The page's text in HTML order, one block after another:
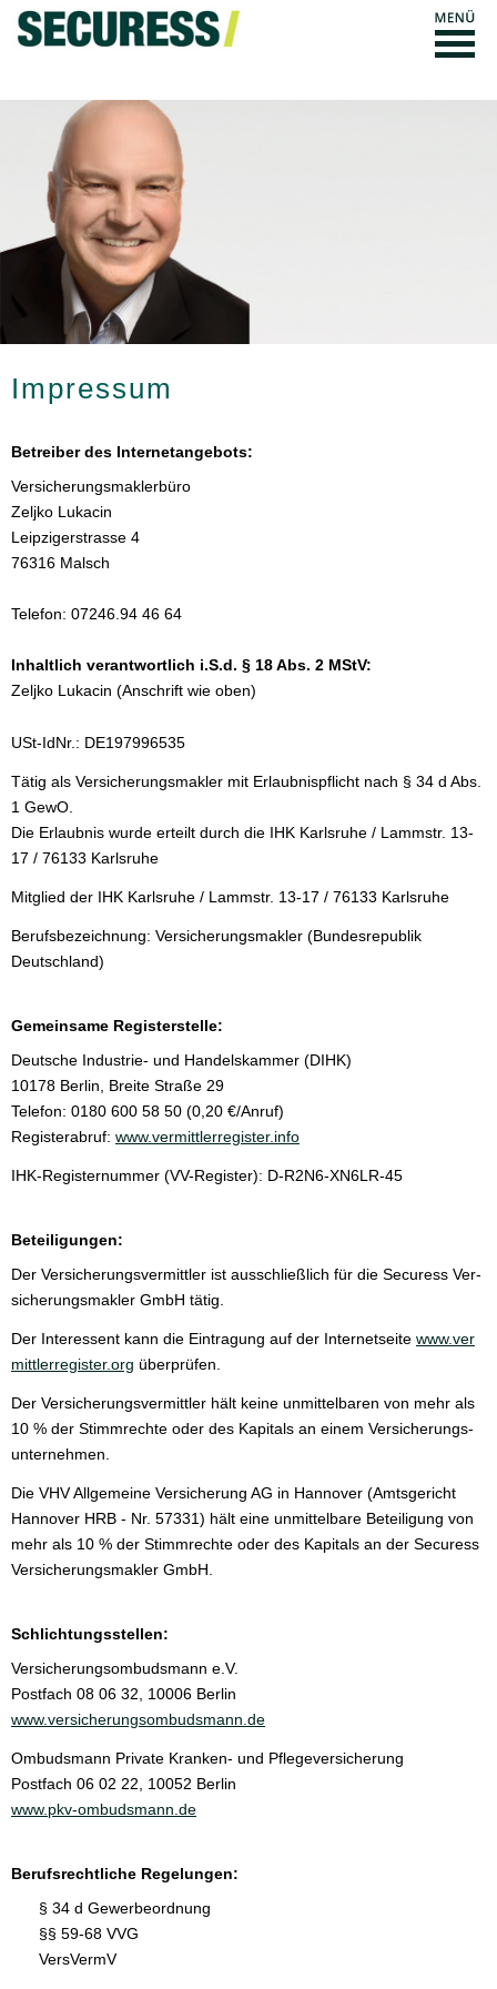
Impressum
Betreiber des Internetangebots:
Ver­sicherungs­maklerbüro
Zeljko Lukacin
Leipzigerstrasse 4
76316 Malsch
Telefon: 07246.94 46 64
Inhaltlich verantwortlich i.S.d. § 18 Abs. 2 MStV:
Zeljko Lukacin (Anschrift wie oben)
USt-IdNr.: DE197996535
Tätig als Ver­sicherungs­makler mit Erlaubnispflicht nach § 34 d Abs.
1 GewO.
Die Erlaubnis wurde erteilt durch die IHK Karlsruhe / Lammstr. 13-
17 / 76133 Karlsruhe
Mitglied der IHK Karlsruhe / Lammstr. 13-17 / 76133 Karlsruhe
Berufsbezeichnung: Ver­sicherungs­makler (Bundesrepublik
Deutschland)
Gemeinsame Registerstelle:
Deutsche Industrie- und Handelskammer (DIHK)
10178 Berlin, Breite Straße 29
Telefon: 0180 600 58 50 (0,20 €/Anruf)
Registerabruf: www.vermittlerregister.info
IHK-Registernummer (VV-Register): D-R2N6-XN6LR-45
Beteiligungen:
Der Versicherungsvermittler ist ausschließlich für die Securess Ver­
sicherungs­makler GmbH tätig.
Der Interessent kann die Eintragung auf der Internetseite www.ver
mittlerregister.org überprüfen.
Der Versicherungsvermittler hält keine unmittelbaren von mehr als
10 % der Stimmrechte oder des Kapitals an einem Ver­si­che­rungs­
un­ter­neh­men.
Die VHV Allgemeine Versicherung AG in Hannover (Amtsgericht
Hannover HRB - Nr. 57331) hält eine unmittelbare Beteiligung von
mehr als 10 % der Stimmrechte oder des Kapitals an der Securess
Ver­sicherungs­makler GmbH.
Schlichtungsstellen:
Versicherungsombudsmann e.V.
Postfach 08 06 32, 10006 Berlin
www.versicherungsombudsmann.de
Ombudsmann Private Kranken- und Pflege­ver­si­che­rung
Postfach 06 02 22, 10052 Berlin
www.pkv-ombudsmann.de
Berufsrechtliche Regelungen:
§ 34 d Gewerbeordnung
§§ 59-68 VVG
VersVermV